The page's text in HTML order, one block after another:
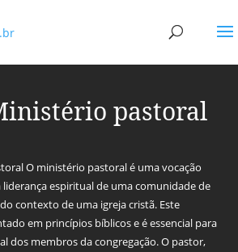
pastoral
O ministério pastoral é uma vocação
liderança espiritual de uma comunidade de
contexto de uma igreja cristã. Este
em princípios bíblicos e é essencial para
dos membros da congregação. O pastor,